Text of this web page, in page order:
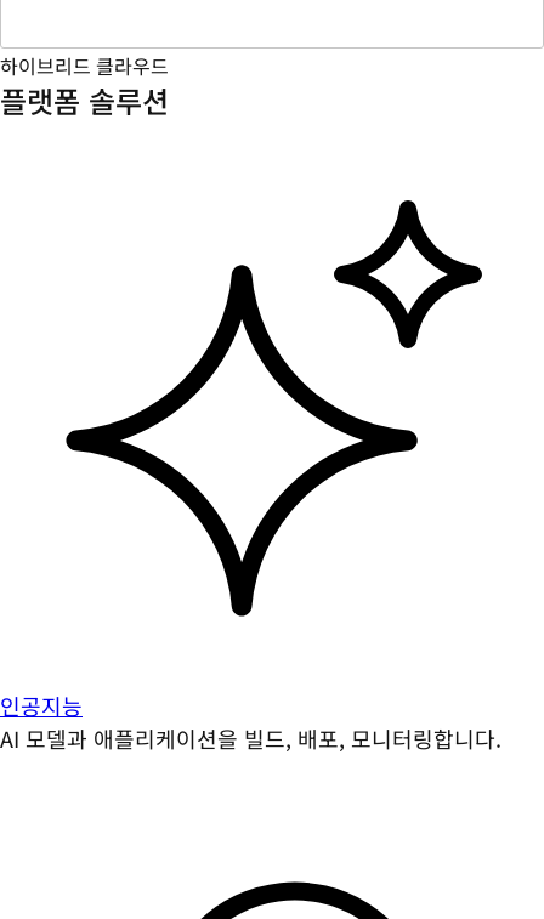
하이브리드 클라우드
플랫폼 솔루션
인공지능
AI 모델과 애플리케이션을 빌드, 배포, 모니터링합니다.